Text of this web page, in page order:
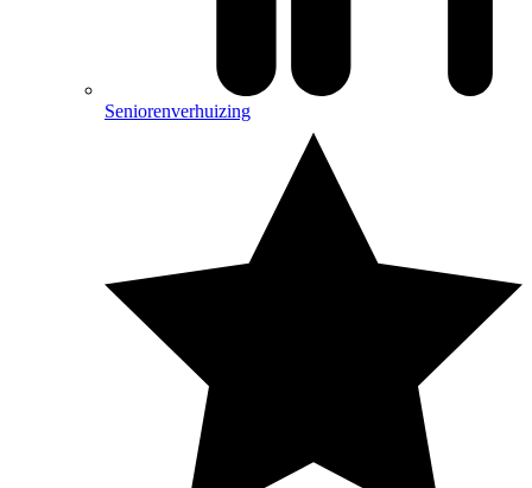
Seniorenverhuizing